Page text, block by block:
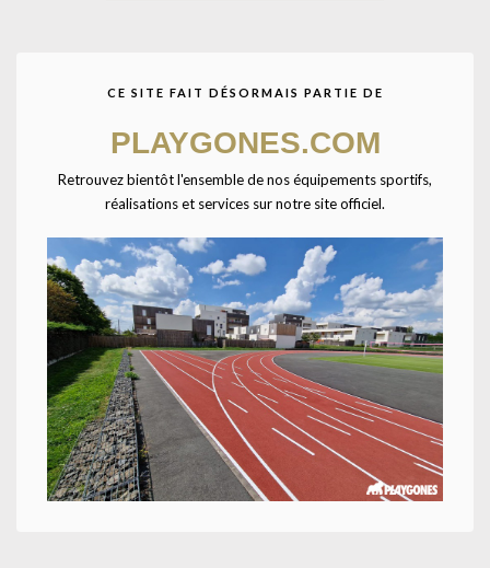
CE SITE FAIT DÉSORMAIS PARTIE DE
PLAYGONES.COM
Retrouvez bientôt l'ensemble de nos équipements sportifs,
réalisations et services sur notre site officiel.
CATALOGUE SPORTPLAY Petit matériel sportif
Matériel scolaire
Ballon sauteur-45cm-Bleu
Ballon sauteur gonflable. Matière plastique souple et épaisse. Poignée
ergonomique et bouchon. Ø 45cm – bleu.
UNE QUESTION ? UN DEVIS ?
Décrivez votre projet
Confiez-nous la pose